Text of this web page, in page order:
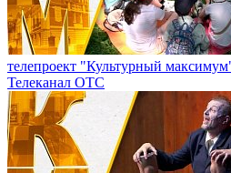
телепроект "Культурный
Телеканал ОТС